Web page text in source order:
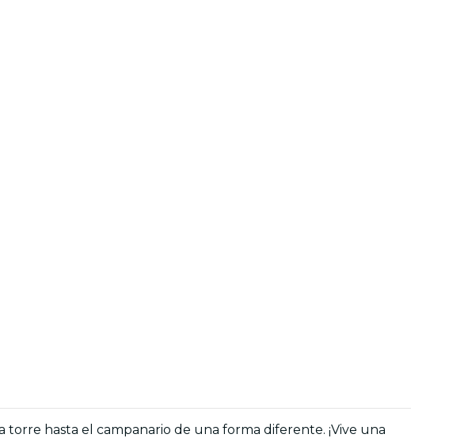
hasta el campanario de una forma diferente. ¡Vive una